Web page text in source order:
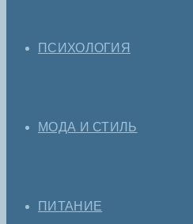
ПСИХОЛОГИЯ
МОДА И СТИЛЬ
ПИТАНИЕ